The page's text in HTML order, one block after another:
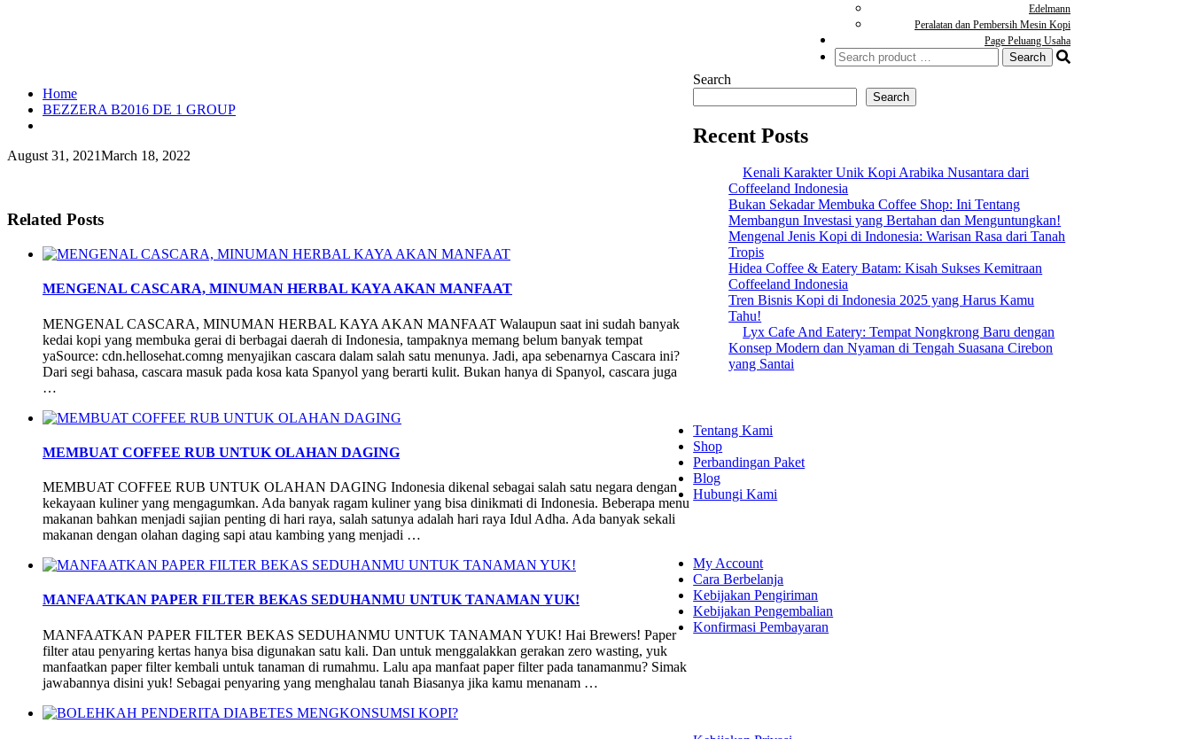
Edelmann
Peralatan dan Pembersih Mesin Kopi
Page Peluang Usaha
Search
for:
Home
BEZZERA B2016 DE 1 GROUP
August 31, 2021March 18, 2022
Related Posts
MENGENAL CASCARA, MINUMAN HERBAL KAYA AKAN MANFAAT
MENGENAL CASCARA, MINUMAN HERBAL KAYA AKAN MANFAAT Walaupun saat ini sudah banyak
kedai kopi yang membuka gerai di berbagai daerah di Indonesia, tampaknya memang belum banyak tempat
yaSource: cdn.hellosehat.comng menyajikan cascara dalam salah satu menunya. Jadi, apa sebenarnya Cascara ini?
Dari segi bahasa, cascara masuk pada kosa kata Spanyol yang berarti kulit. Bukan hanya di Spanyol, cascara juga
…
MEMBUAT COFFEE RUB UNTUK OLAHAN DAGING
MEMBUAT COFFEE RUB UNTUK OLAHAN DAGING Indonesia dikenal sebagai salah satu negara dengan
kekayaan kuliner yang mengagumkan. Ada banyak ragam kuliner yang bisa dinikmati di Indonesia. Beberapa menu
makanan bahkan menjadi sajian penting di hari raya, salah satunya adalah hari raya Idul Adha. Ada banyak sekali
makanan dengan olahan daging sapi atau kambing yang menjadi …
MANFAATKAN PAPER FILTER BEKAS SEDUHANMU UNTUK TANAMAN YUK!
MANFAATKAN PAPER FILTER BEKAS SEDUHANMU UNTUK TANAMAN YUK! Hai Brewers! Paper
filter atau penyaring kertas hanya bisa digunakan satu kali. Dan untuk menggalakkan gerakan zero wasting, yuk
manfaatkan paper filter kembali untuk tanaman di rumahmu. Lalu apa manfaat paper filter pada tanamanmu? Simak
jawabannya disini yuk! Sebagai penyaring yang menghalau tanah Biasanya jika kamu menanam …
Search
Search
Recent Posts
Kenali Karakter Unik Kopi Arabika Nusantara dari
Coffeeland Indonesia
Bukan Sekadar Membuka Coffee Shop: Ini Tentang
Membangun Investasi yang Bertahan dan Menguntungkan!
Mengenal Jenis Kopi di Indonesia: Warisan Rasa dari Tanah
Tropis
Hidea Coffee & Eatery Batam: Kisah Sukses Kemitraan
Coffeeland Indonesia
Tren Bisnis Kopi di Indonesia 2025 yang Harus Kamu
Tahu!
Lyx Cafe And Eatery: Tempat Nongkrong Baru dengan
Konsep Modern dan Nyaman di Tengah Suasana Cirebon
yang Santai
Tentang Kami
Shop
Perbandingan Paket
Blog
Hubungi Kami
My Account
Cara Berbelanja
Kebijakan Pengiriman
Kebijakan Pengembalian
Konfirmasi Pembayaran